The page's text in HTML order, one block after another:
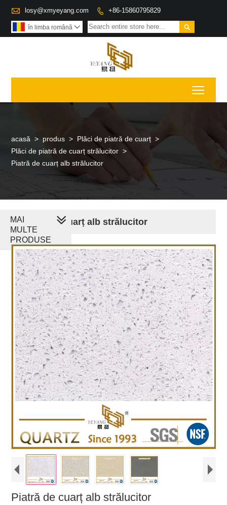
 losy@xmyeyang.com  +86-15860795829

în limba română 
acasă > produs > Plăci de piatră de cuarț >
Plăci de piatră de cuarț strălucitor >
Piatră de cuarț alb strălucitor
Piatră de cuarț alb strălucitor
Piatră de cuarț alb strălucitor
MAI
MULTE
PRODUSE